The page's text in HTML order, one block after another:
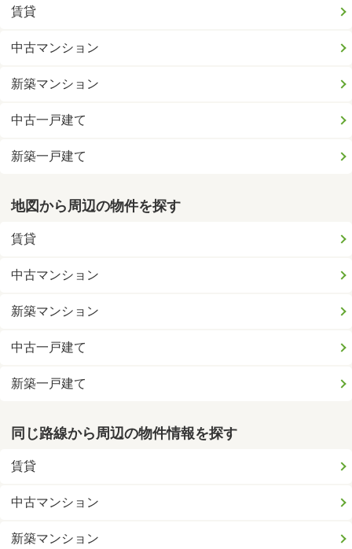
賃貸
中古マンション
新築マンション
中古一戸建て
新築一戸建て
地図から周辺の物件を探す
賃貸
中古マンション
新築マンション
中古一戸建て
新築一戸建て
同じ路線から周辺の物件情報を探す
賃貸
中古マンション
新築マンション